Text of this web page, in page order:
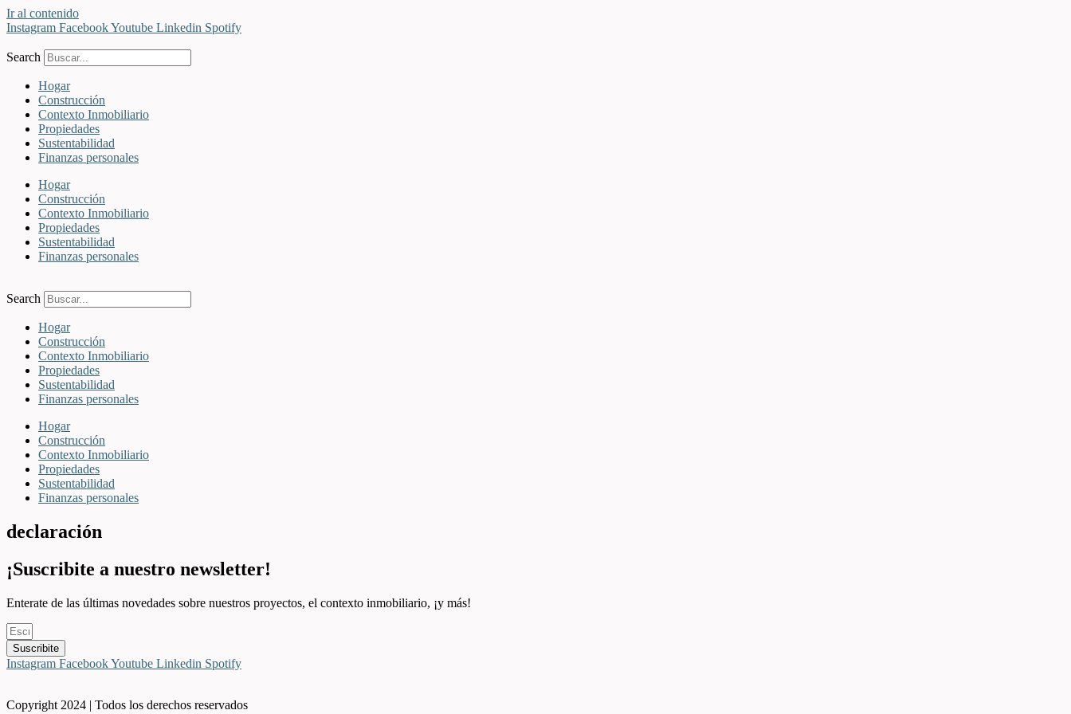
Ir al contenido
Instagram FacebookYoutube Linkedin Spotify
Search
Hogar
Construcción
Contexto Inmobiliario
Propiedades
Sustentabilidad
Finanzas personales
Hogar
Construcción
Contexto Inmobiliario
Propiedades
Sustentabilidad
Finanzas personales
Search
Hogar
Construcción
Contexto Inmobiliario
Propiedades
Sustentabilidad
Finanzas personales
Hogar
Construcción
Contexto Inmobiliario
Propiedades
Sustentabilidad
Finanzas personales
declaración
¡Suscribite a nuestro newsletter!
Enterate de las últimas novedades sobre nuestros proyectos, el contexto inmobiliario, ¡y más!
Suscribite
Instagram FacebookYoutube Linkedin Spotify
Copyright 2024 | Todos los derechos reservados